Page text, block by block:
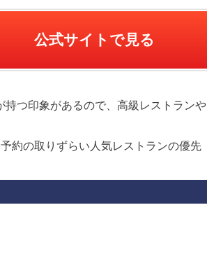
公式サイトで見る
つ印象があるので、高級レストランや
約の取りずらい人気レストランの優先